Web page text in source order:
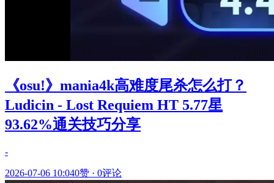
《osu!》mania4k高难度尾杀怎么打？
Ludicin - Lost Requiem HT 5.77星
93.62%通关技巧分享
-
2026-07-06 10:040赞 · 0评论